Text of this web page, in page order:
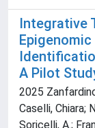
Integrative
A Pilot
2025
Caselli, Chiara;
Soricelli, A.;